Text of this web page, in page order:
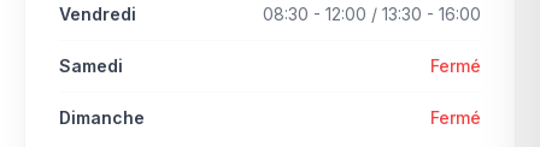
Vendredi 08:30 - 12:00 / 13:30 - 16:00
Samedi Fermé
Dimanche Fermé